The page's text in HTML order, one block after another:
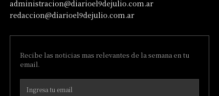
administracion@diarioel9dejulio.com.ar
redaccion@diarioel9dejulio.com.ar
Recibe las noticias mas relevantes de la semana en tu
email.